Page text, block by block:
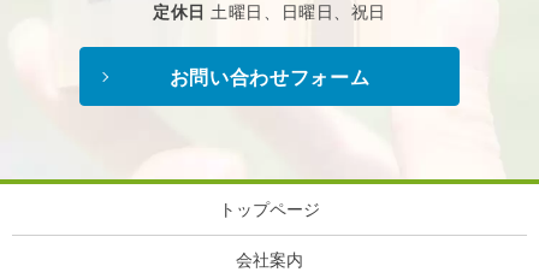
定休日 土曜日、日曜日、祝日
お問い合わせフォーム
トップページ
会社案内